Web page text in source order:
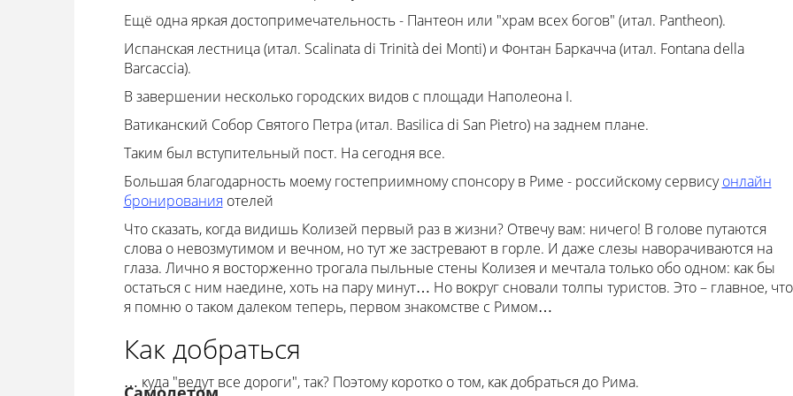
Ещё одна яркая достопримечательность - Пантеон или "храм всех богов" (итал. Pantheon).
Испанская лестница (итал. Scalinata di Trinità dei Monti) и Фонтан Баркачча (итал. Fontana della
Barcaccia).
В завершении несколько городских видов с площади Наполеона I.
Ватиканский Собор Святого Петра (итал. Basilica di San Pietro) на заднем плане.
Таким был вступительный пост. На сегодня все.
Большая благодарность моему гостеприимному спонсору в Риме - российскому сервисуонлайн
бронирования отелей
Что сказать, когда видишь Колизей первый раз в жизни? Отвечу вам: ничего! В голове путаются
слова о невозмутимом и вечном, но тут же застревают в горле. И даже слезы наворачиваются на
глаза. Лично я восторженно трогала пыльные стены Колизея и мечтала только обо одном: как бы
остаться с ним наедине, хоть на пару минут… Но вокруг сновали толпы туристов. Это – главное, что
я помню о таком далеком теперь, первом знакомстве с Римом…
Как добраться
… куда "ведут все дороги", так? Поэтому коротко о том, как добраться до Рима.